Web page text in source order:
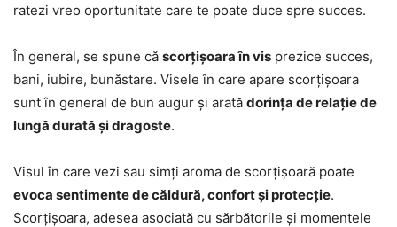
ratezi vreo oportunitate care te poate duce spre succes.
În general, se spune că scorțișoara în vis prezice succes,
bani, iubire, bunăstare. Visele în care apare scorțișoara
sunt în general de bun augur și arată dorința de relație de
lungă durată și dragoste.
Visul în care vezi sau simți aroma de scorțișoară poate
evoca sentimente de căldură, confort și protecție.
Scorțișoara, adesea asociată cu sărbătorile și momentele